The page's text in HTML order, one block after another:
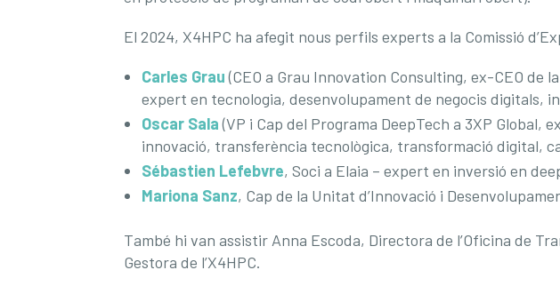
El 2024, X4HPC ha afegit nous perfils experts a la Comissió
Carles Grau(CEO a Grau Innovation Consulting, ex-CEO de
expert en tecnologia, desenvolupament de negocis digitals,
Oscar Sala(VP i Cap del Programa DeepTech a 3XP Global,
innovació, transferència tecnològica, transformació digital,
Sébastien Lefebvre, Soci a Elaia – expert en inversió en
Mariona Sanz, Cap de la Unitat d’Innovació i
També hi van assistir Anna Escoda, Directora de l’Oficina de
Gestora de l’X4HPC.